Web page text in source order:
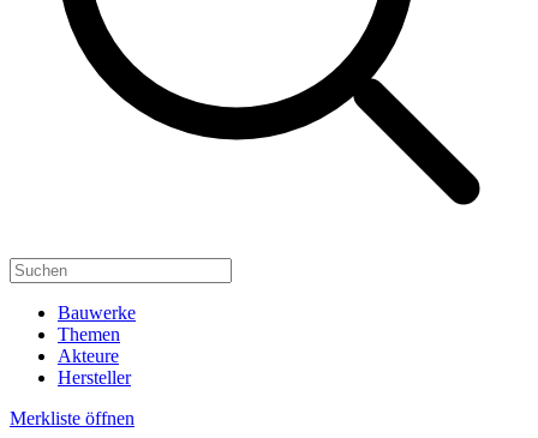
Bauwerke
Themen
Akteure
Hersteller
Merkliste öffnen